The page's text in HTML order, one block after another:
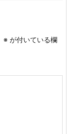
※ が付いている欄